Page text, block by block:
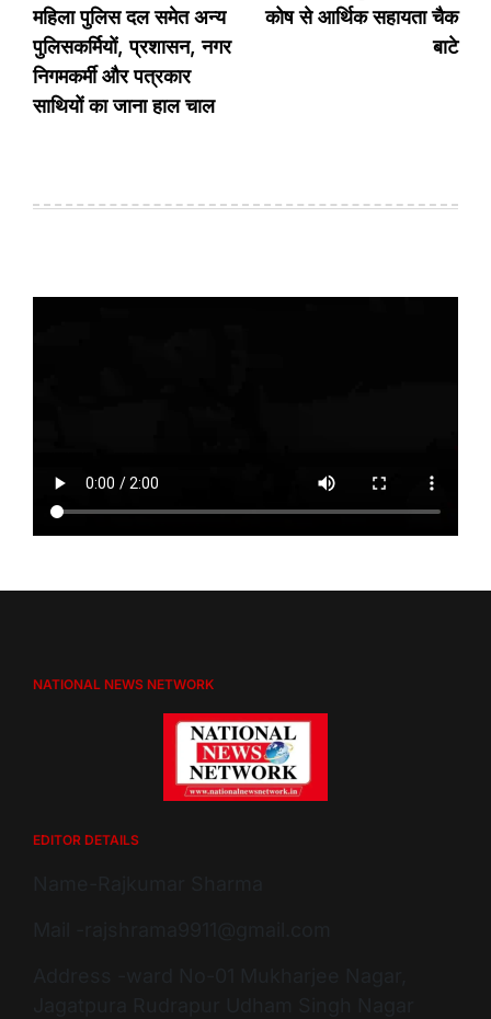
महिला पुलिस दल समेत अन्य
पुलिसकर्मियों, प्रशासन, नगर
निगमकर्मी और पत्रकार
साथियों का जाना हाल चाल
कोष से आर्थिक सहायता चैक
बाटे
NATIONAL NEWS NETWORK
EDITOR DETAILS